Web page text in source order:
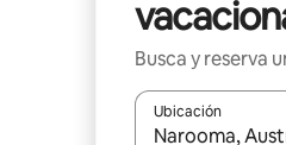
Busca y reserva
Ubicación
Cuando los